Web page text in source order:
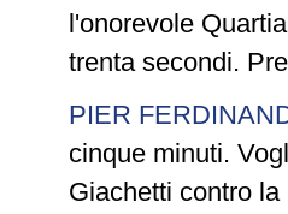
l'onorevole
trenta secondi.
PIER
cinque minuti.
Giachetti contro